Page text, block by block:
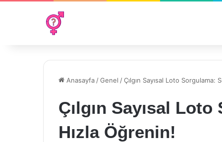
Anasayfa /Genel /Çılgın Sayısal Loto Sorgulama:
Çılgın Sayısal
Hızla Öğrenin!